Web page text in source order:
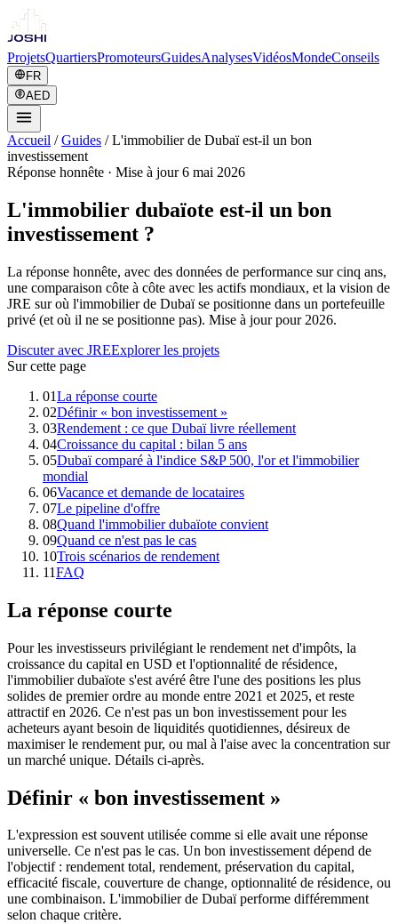
ProjetsQuartiersPromoteursGuidesAnalysesVidéosMondeConseils
FR
AED
Accueil / Guides /L'immobilier de Dubaï est-il un bon
investissement
Réponse honnête · Mise à jour 6 mai 2026
L'immobilier dubaïote est-il un bon
investissement ?
La réponse honnête, avec des données de performance sur cinq ans,
une comparaison côte à côte avec les actifs mondiaux, et la vision de
JRE sur où l'immobilier de Dubaï se positionne dans un portefeuille
privé (et où il ne se positionne pas). Mise à jour pour 2026.
Discuter avec JREExplorer les projets
Sur cette page
01La réponse courte
02Définir « bon investissement »
03Rendement : ce que Dubaï livre réellement
04Croissance du capital : bilan 5 ans
05Dubaï comparé à l'indice S&P 500, l'or et l'immobilier
mondial
06Vacance et demande de locataires
07Le pipeline d'offre
08Quand l'immobilier dubaïote convient
09Quand ce n'est pas le cas
10Trois scénarios de rendement
11FAQ
La réponse courte
Pour les investisseurs privilégiant le rendement net d'impôts, la
croissance du capital en USD et l'optionnalité de résidence,
l'immobilier dubaïote s'est avéré être l'une des positions les plus
solides de premier ordre au monde entre 2021 et 2025, et reste
attractif en 2026. Ce n'est pas un bon investissement pour les
acheteurs ayant besoin de liquidités quotidiennes, désireux de
maximiser le rendement pur, ou mal à l'aise avec la concentration sur
un marché unique. Détails ci-après.
Définir « bon investissement »
L'expression est souvent utilisée comme si elle avait une réponse
universelle. Ce n'est pas le cas. Un bon investissement dépend de
l'objectif : rendement total, rendement, préservation du capital,
efficacité fiscale, couverture de change, optionnalité de résidence, ou
une combinaison. L'immobilier de Dubaï performe différemment
selon chaque critère.